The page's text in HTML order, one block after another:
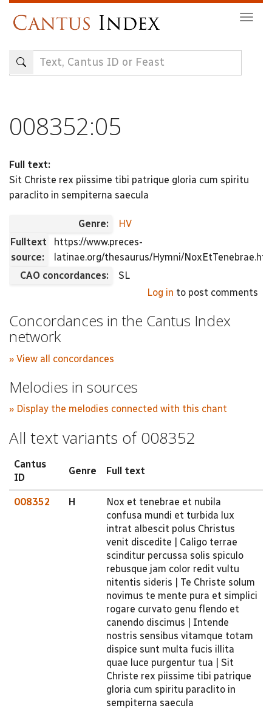
content
008352:05
Full text:
Sit Christe rex piissime tibi patrique gloria cum spiritu
paraclito in sempiterna saecula
Genre:
HV
Fulltext
source:
https://www.preces-
latinae.org/thesaurus/Hymni/
CAO concordances:
SL
Log in to post comments
Concordances in the Cantus Index
network
» View all concordances
Melodies in sources
» Display the melodies connected with this chant
All text variants of 008352
Cantus
ID
Genre Full text
008352 H
Nox et tenebrae et nubila
confusa mundi et turbida lux
intrat albescit polus Christus
venit discedite | Caligo terrae
scinditur percussa solis spiculo
rebusque jam color redit vultu
nitentis sideris | Te Christe solum
novimus te mente pura et simplici
rogare curvato genu flendo et
canendo discimus | Intende
nostris sensibus vitamque totam
dispice sunt multa fucis illita
quae luce purgentur tua | Sit
Christe rex piissime tibi patrique
gloria cum spiritu paraclito in
sempiterna saecula